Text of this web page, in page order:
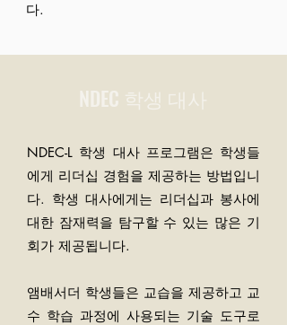
다.
NDEC 학생 대사
NDEC-L 학생 대사 프로그램은 학생들
에게 리더십 경험을 제공하는 방법입니
다. 학생 대사에게는 리더십과 봉사에
대한 잠재력을 탐구할 수 있는 많은 기
회가 제공됩니다.
앰배서더 학생들은 교습을 제공하고 교
수 학습 과정에 사용되는 기술 도구로